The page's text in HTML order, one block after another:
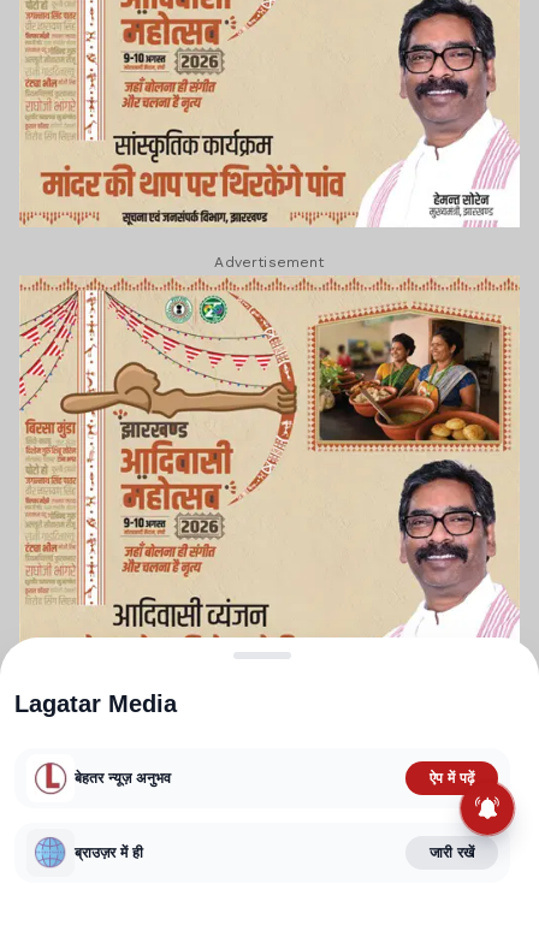
Advertisement
ABOUT US
TERMS AND CONDITIONS
CORRECTIONS POLICY
FACT CHECKING POLICY
Lagatar Media
बेहतर न्यूज़ अनुभव ऐप में पढ़ें
ब्राउज़र में ही जारी रखें